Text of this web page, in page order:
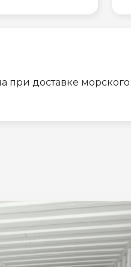
при доставке